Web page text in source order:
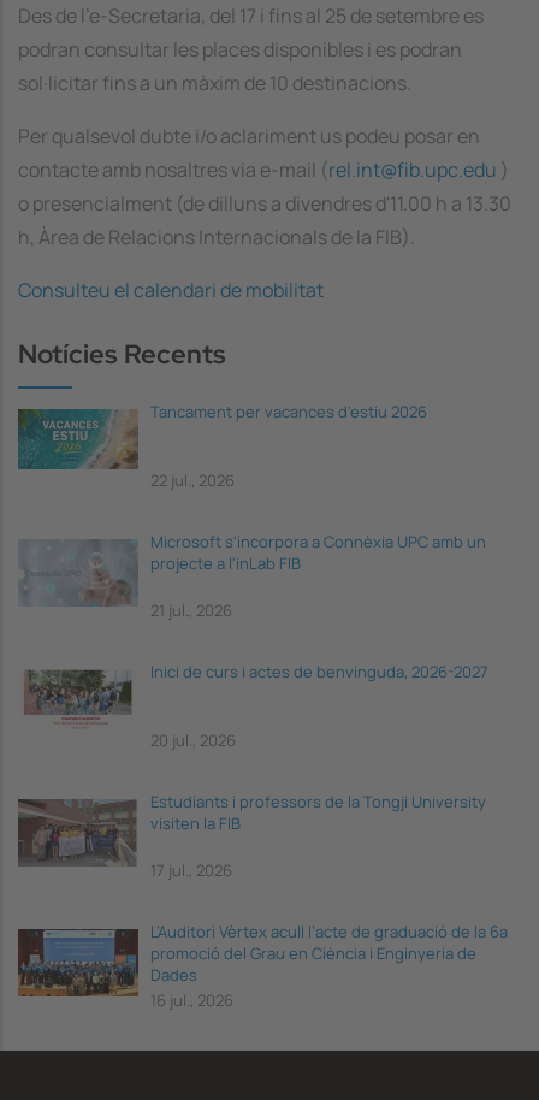
Des de l’e-Secretaria, del 17 i fins al 25 de setembre es
podran consultar les places disponibles i es podran
sol·licitar fins a un màxim de 10 destinacions.
Per qualsevol dubte i/o aclariment us podeu posar en
contacte amb nosaltres via e-mail (rel.int@fib.upc.edu )
o presencialment (de dilluns a divendres d'11.00 h a 13.30
h, Àrea de Relacions Internacionals de la FIB).
Consulteu el calendari de mobilitat
Notícies Recents
Tancament per vacances d'estiu 2026
22 jul., 2026
Microsoft s'incorpora a Connèxia UPC amb un
projecte a l'inLab FIB
21 jul., 2026
Inici de curs i actes de benvinguda, 2026-2027
20 jul., 2026
Estudiants i professors de la Tongji University
visiten la FIB
17 jul., 2026
L’Auditori Vèrtex acull l’acte de graduació de la 6a
promoció del Grau en Ciència i Enginyeria de
Dades
16 jul., 2026